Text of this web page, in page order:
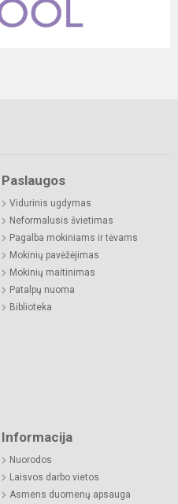
Paslaugos
Vidurinis ugdymas
Neformalusis švietimas
Pagalba mokiniams ir tėvams
Mokinių pavėžėjimas
Mokinių maitinimas
Patalpų nuoma
Biblioteka
Informacija
Nuorodos
Laisvos darbo vietos
Asmens duomenų apsauga